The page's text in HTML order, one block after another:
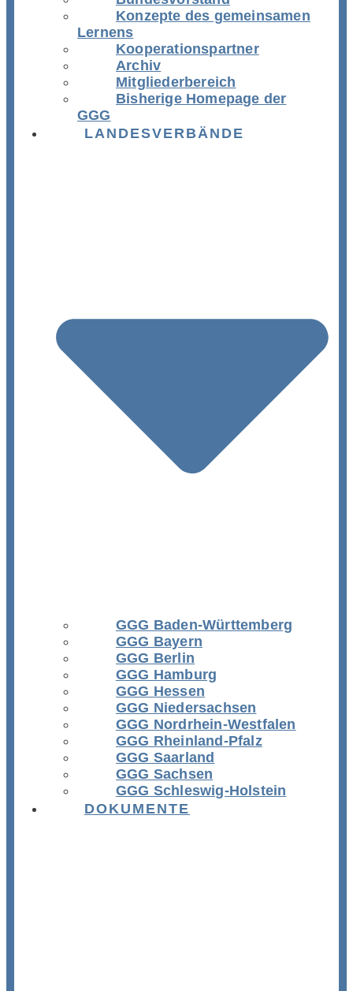
Konzepte des gemeinsamen
Lernens
Kooperationspartner
Archiv
Mitgliederbereich
Bisherige Homepage der
GGG
LANDESVERBÄNDE
GGG Baden-Württemberg
GGG Bayern
GGG Berlin
GGG Hamburg
GGG Hessen
GGG Niedersachsen
GGG Nordrhein-Westfalen
GGG Rheinland-Pfalz
GGG Saarland
GGG Sachsen
GGG Schleswig-Holstein
DOKUMENTE